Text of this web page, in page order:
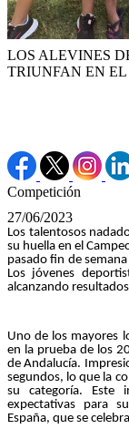
LOS ALEVINES
TRIUNFAN EN
Competición
27/06/2023
Los talentosos
su huella en el
pasado fin de
Los jóvenes
alcanzando
Uno de los mayores
en la prueba de los
de Andalucía.
segundos, lo que la
su categoría. Este
expectativas para
España, que se